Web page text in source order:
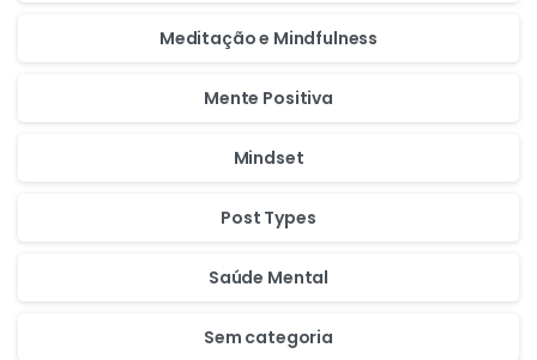
Meditação e Mindfulness
Mente Positiva
Mindset
Post Types
Saúde Mental
Sem categoria